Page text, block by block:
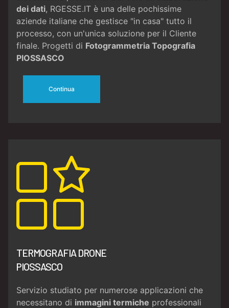
dei dati, RGESSE.IT è una delle pochissime
aziende italiane che gestisce "in casa" tutto il
processo, con un'unica soluzione per il Cliente
finale. Progetti di Fotogrammetria Topografia
PIOSSASCO
Continua
TERMOGRAFIA DRONE
PIOSSASCO
Servizio studiato per numerose applicazioni che
necessitano di immagini termiche professionali